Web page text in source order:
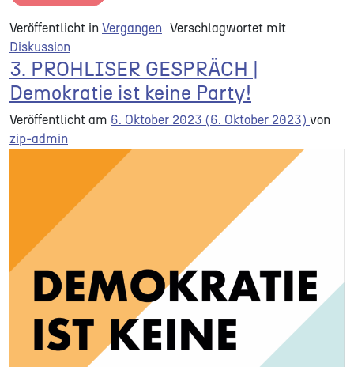
Veröffentlicht in Vergangen Verschlagwortet mit
Diskussion
3. PROHLISER GESPRÄCH |
Demokratie ist keine Party!
Veröffentlicht am 6. Oktober 2023 (6. Oktober 2023) von
zip-admin